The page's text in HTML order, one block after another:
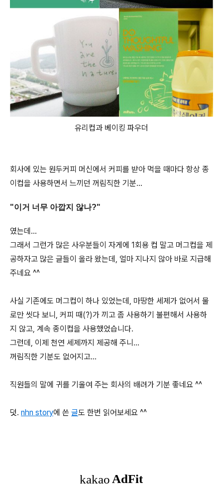
유리컵과 베이킹 파우더
회사에 있는 원두커피 머신에서 커피를 받아 먹을 때마다 항상 종
이컵을 사용하면서 느끼던 꺼림직한 기분...
"이거 너무 아깝지 않나?"
였는데...
그래서 그런가 많은 사우분들이 자게에 1회용 컵 말고 머그컵을 제
공하자고 많은 글들이 올라 왔는데, 얼마 지나지 않아 바로 지급해
주네요 ^^
사실 기존에도 머그컵이 하나 있었는데, 마땅한 세제가 없어서 물
로만 씻다 보니, 커피 때(?)가 끼고 좀 사용하기 불편해서 사용하
지 않고, 계속 종이컵을 사용했었습니다.
그런데, 이제 천연 세제까지 제공해 주니...
꺼림직한 기분도 없어지고...
직원들의 말에 귀를 기울여 주는 회사의 배려가 기분 좋네요 ^^
덧. nhn story에 쓴 글도 한번 읽어보세요 ^^